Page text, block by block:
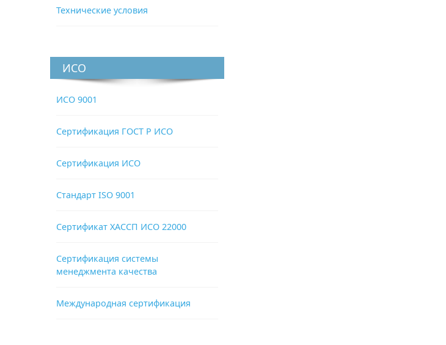
Технические условия
ИСО
ИСО 9001
Сертификация ГОСТ Р ИСО
Сертификация ИСО
Стандарт ISO 9001
Сертификат ХАССП ИСО 22000
Сертификация системы
менеджмента качества
Международная сертификация